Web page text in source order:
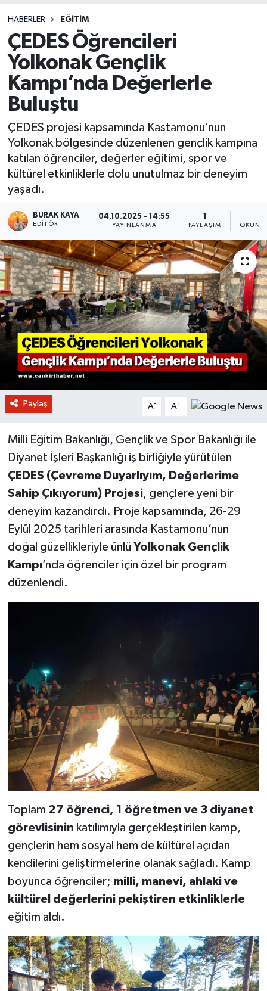
HABERLER EĞİTİM
ÇEDES Öğrencileri
Yolkonak Gençlik
Kampı’nda Değerlerle
Buluştu
ÇEDES projesi kapsamında Kastamonu’nun
Yolkonak bölgesinde düzenlenen gençlik kampına
katılan öğrenciler, değerler eğitimi, spor ve
kültürel etkinliklerle dolu unutulmaz bir deneyim
yaşadı.
BURAK KAYA
EDITÖR
04.10.2025 - 14:55
YAYINLANMA PAYLAŞIM
Paylaş A- A+
Milli Eğitim Bakanlığı, Gençlik ve Spor Bakanlığı ile
Diyanet İşleri Başkanlığı iş birliğiyle yürütülen
ÇEDES (Çevreme Duyarlıyım, Değerlerime
Sahip Çıkıyorum) Projesi, gençlere yeni bir
deneyim kazandırdı. Proje kapsamında, 26-29
Eylül 2025 tarihleri arasında Kastamonu’nun
doğal güzellikleriyle ünlü Yolkonak Gençlik
Kampı’nda öğrenciler için özel bir program
düzenlendi.
Toplam 27 öğrenci, 1 öğretmen ve 3 diyanet
görevlisinin katılımıyla gerçekleştirilen kamp,
gençlerin hem sosyal hem de kültürel açıdan
kendilerini geliştirmelerine olanak sağladı. Kamp
boyunca öğrenciler; milli, manevi, ahlaki ve
kültürel değerlerini pekiştiren etkinliklerle
eğitim aldı.